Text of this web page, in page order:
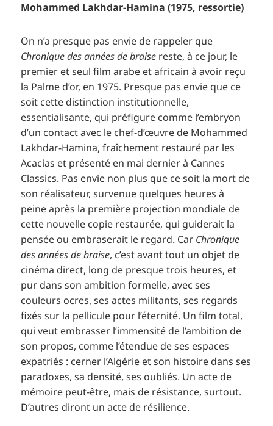
Mohammed Lakhdar-Hamina (1975, ressortie)
On n’a presque pas envie de rappeler que
Chronique des années de braise reste, à ce jour, le
premier et seul film arabe et africain à avoir reçu
la Palme d’or, en 1975. Presque pas envie que ce
soit cette distinction institutionnelle,
essentialisante, qui préfigure comme l’embryon
d’un contact avec le chef-d’œuvre de Mohammed
Lakhdar-Hamina, fraîchement restauré par les
Acacias et présenté en mai dernier à Cannes
Classics. Pas envie non plus que ce soit la mort de
son réalisateur, survenue quelques heures à
peine après la première projection mondiale de
cette nouvelle copie restaurée, qui guiderait la
pensée ou embraserait le regard. Car Chronique
des années de braise, c’est avant tout un objet de
cinéma direct, long de presque trois heures, et
pur dans son ambition formelle, avec ses
couleurs ocres, ses actes militants, ses regards
fixés sur la pellicule pour l’éternité. Un film total,
qui veut embrasser l’immensité de l’ambition de
son propos, comme l’étendue de ses espaces
expatriés : cerner l’Algérie et son histoire dans ses
paradoxes, sa densité, ses oubliés. Un acte de
mémoire peut-être, mais de résistance, surtout.
D’autres diront un acte de résilience.